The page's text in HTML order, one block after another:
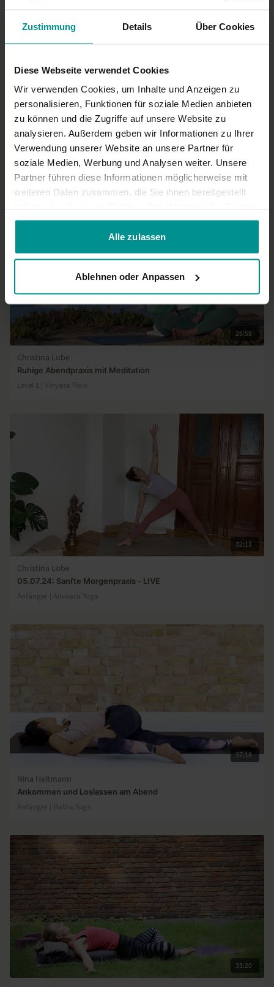
Zustimmung Details Über Cookies
Diese Webseite verwendet Cookies
Wir verwenden Cookies, um Inhalte und Anzeigen zu
personalisieren, Funktionen für soziale Medien anbieten
zu können und die Zugriffe auf unsere Website zu
analysieren. Außerdem geben wir Informationen zu Ihrer
Verwendung unserer Website an unsere Partner für
soziale Medien, Werbung und Analysen weiter. Unsere
Partner führen diese Informationen möglicherweise mit
weiteren Daten zusammen, die Sie ihnen bereitgestellt
gesammelt haben.
Alle zulassen
Ablehnen oder Anpassen
Martina Dezember 18, 2025
Mehr laden
Ähnliche Videos
26:58
Christina Lobe
Ruhige Abendpraxis mit Meditation
Level 1 | Vinyasa Flow
32:11
Christina Lobe
05.07.24: Sanfte Morgenpraxis - LIVE
Anfänger | Anusara Yoga
37:16
Nina Heitmann
Ankommen und Loslassen am Abend
Anfänger | Hatha Yoga
33:20